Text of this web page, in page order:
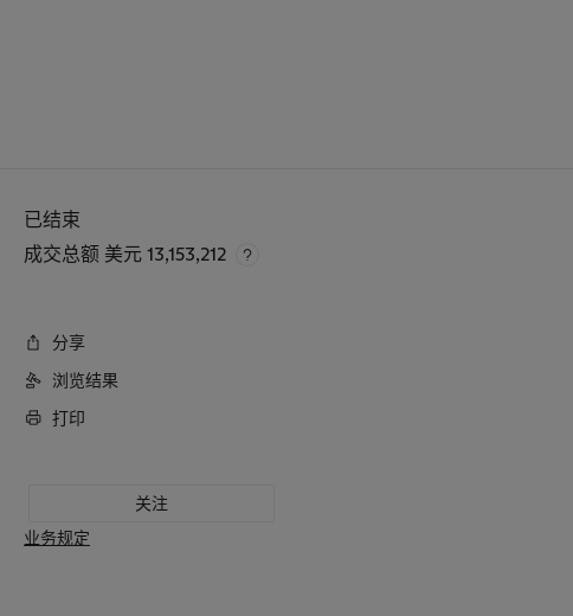
已结束
成交总额 美元 13,153,212
分享
浏览结果
打印
关注
业务规定